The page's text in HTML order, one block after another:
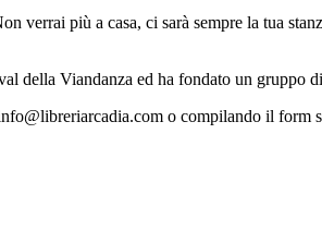
più a casa, ci sarà sempre la tua
della Viandanza ed ha fondato un gruppo
o compilando il form